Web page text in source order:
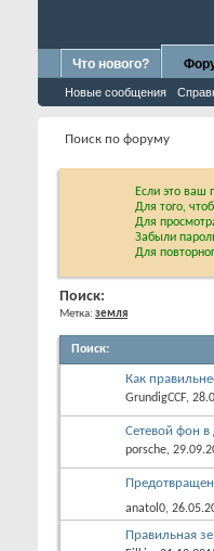
Что нового?
Новые сообщения
Если это ваш
Для того,
Для
Забыли
Поиск:
Поиск:
Как
GrundigCCF,
Сетевой фон в
porsche,